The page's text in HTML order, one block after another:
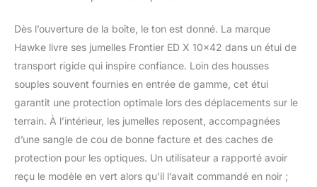
Dès l’ouverture de la boîte, le ton est donné. La marque
Hawke livre ses jumelles Frontier ED X 10×42 dans un étui de
transport rigide qui inspire confiance. Loin des housses
souples souvent fournies en entrée de gamme, cet étui
garantit une protection optimale lors des déplacements sur le
terrain. À l’intérieur, les jumelles reposent, accompagnées
d’une sangle de cou de bonne facture et des caches de
protection pour les optiques. Un utilisateur a rapporté avoir
reçu le modèle en vert alors qu’il l’avait commandé en noir ;